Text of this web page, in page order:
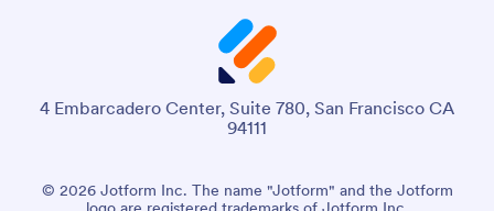
4 Embarcadero Center, Suite 780, San Francisco CA
94111
© 2026 Jotform Inc. The name "Jotform" and the Jotform